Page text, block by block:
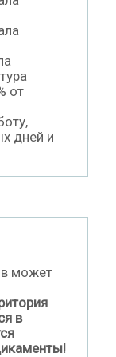
от
дней и
может
в